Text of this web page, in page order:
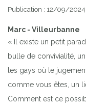
Publication : 12/09/2024
Marc - Villeurbanne
« Il existe un petit
bulle de convivialité,
les gays où le
comme vous êtes, un
Comment est ce